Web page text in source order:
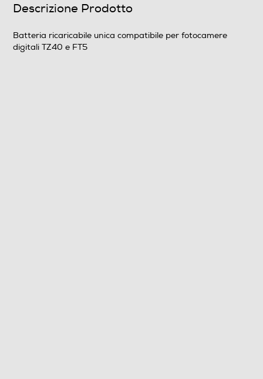
8,6
Larghezza-mm
Descrizione Prodotto
Batteria ricaricabile unica compatibile per fotocamere
digitali TZ40 e FT5